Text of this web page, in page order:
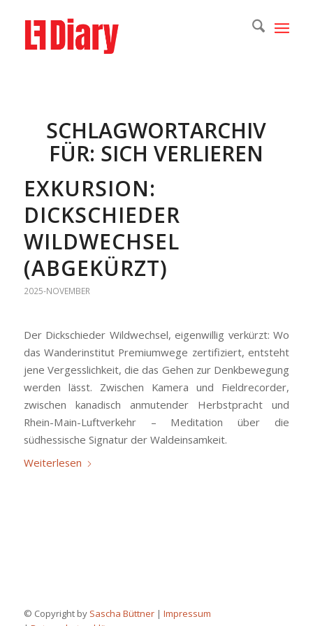
SCHLAGWORTARCHIV
FÜR: SICH VERLIEREN
EXKURSION:
DICKSCHIEDER
WILDWECHSEL
(ABGEKÜRZT)
2025-NOVEMBER
Der Dickschieder Wildwechsel, eigenwillig verkürzt: Wo
das Wanderinstitut Premiumwege zertifiziert, entsteht
jene Vergesslichkeit, die das Gehen zur Denkbewegung
werden lässt. Zwischen Kamera und Fieldrecorder,
zwischen kanadisch anmutender Herbstpracht und
Rhein-Main-Luftverkehr – Meditation über die
südhessische Signatur der Waldeinsamkeit.
Weiterlesen
© Copyright by Sascha Büttner| Impressum